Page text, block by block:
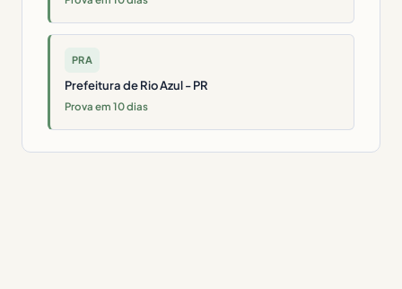
PRA
Prefeitura de Rio Azul - PR
Prova em 10 dias